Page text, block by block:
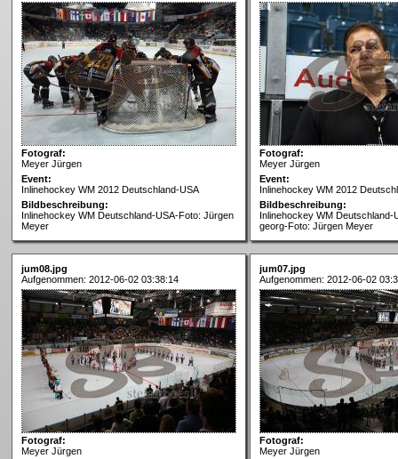
Fotograf:
Meyer Jürgen
Event:
Inlinehockey WM 2012 Deutschland-USA
Bildbeschreibung:
Inlinehockey WM Deutschland-USA-Foto: Jürgen
Meyer
Fotograf:
Meyer Jürgen
Event:
Inlinehockey WM 2012
Bildbeschreibung:
Inlinehockey WM Deutschland-
georg-Foto: Jürgen Meyer
jum08.jpg
Aufgenommen: 2012-06-02 03:38:14
Fotograf:
Meyer Jürgen
jum07.jpg
Aufgenommen: 2012-06-02
Fotograf:
Meyer Jürgen